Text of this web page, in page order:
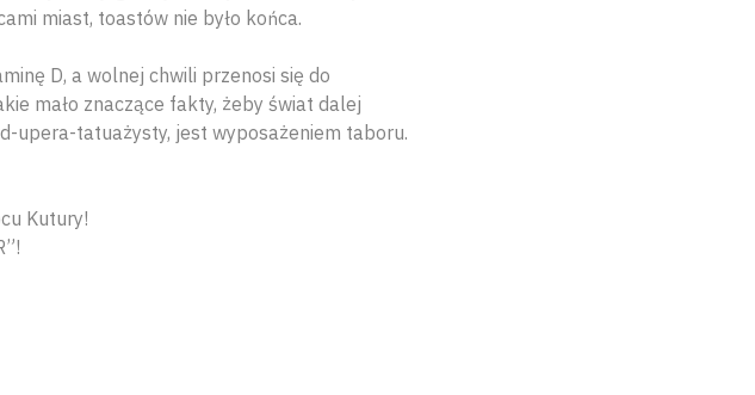
miast, toastów nie było końca.
D, a wolnej chwili przenosi się do
mało znaczące fakty, żeby świat dalej
upera-tatuażysty, jest wyposażeniem taboru.
Kutury!